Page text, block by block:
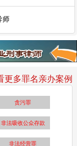
师
更多罪名亲办案例
贪污罪
非法吸收公众存款
非法经营罪